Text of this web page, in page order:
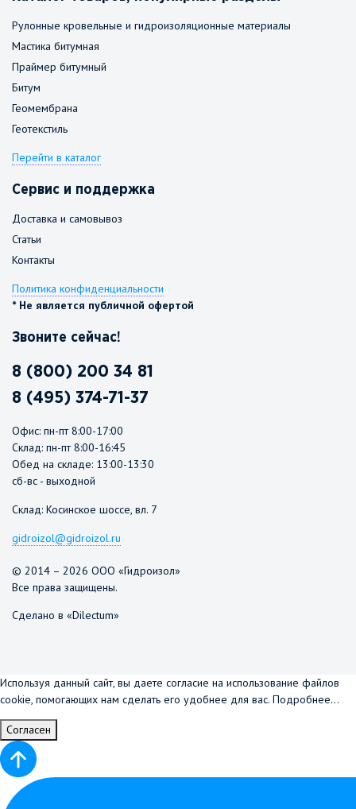
Рулонные кровельные и гидроизоляционные материалы
Мастика битумная
Праймер битумный
Битум
Геомембрана
Геотекстиль
Перейти в каталог
Сервис и поддержка
Доставка и самовывоз
Статьи
Контакты
Политика конфиденциальности
* Не является публичной офертой
Звоните сейчас!
8 (800) 200 34 81
8 (495) 374-71-37
Офис: пн-пт 8:00-17:00
Склад: пн-пт 8:00-16:45
Обед на складе: 13:00-13:30
сб-вс - выходной
Склад: Косинское шоссе, вл. 7
gidroizol@gidroizol.ru
© 2014 – 2026 ООО «Гидроизол»
Все права защищены.
Сделано в «Dilectum»
Используя данный сайт, вы даете согласие на использование файлов
cookie, помогающих нам сделать его удобнее для вас. Подробнее...
Согласен